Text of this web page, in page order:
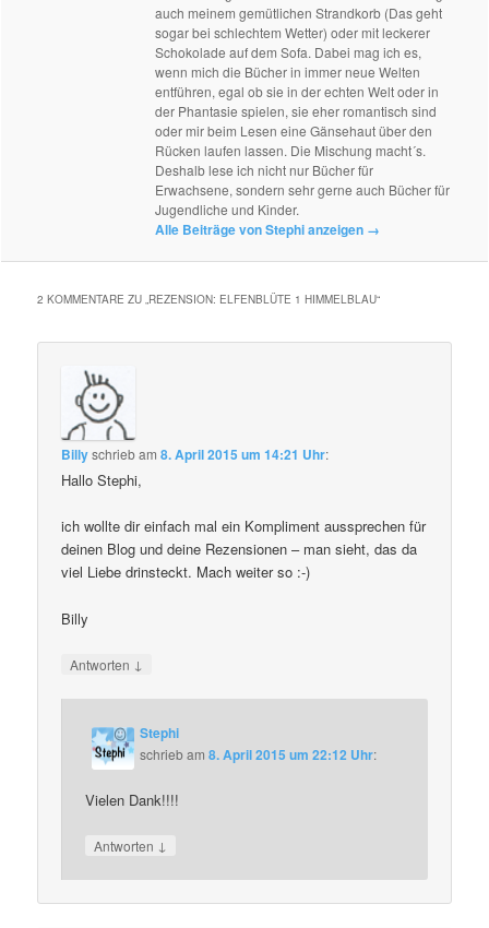
auch meinem gemütlichen Strandkorb (Das geht
sogar bei schlechtem Wetter) oder mit leckerer
Schokolade auf dem Sofa. Dabei mag ich es,
wenn mich die Bücher in immer neue Welten
entführen, egal ob sie in der echten Welt oder in
der Phantasie spielen, sie eher romantisch sind
oder mir beim Lesen eine Gänsehaut über den
Rücken laufen lassen. Die Mischung macht´s.
Deshalb lese ich nicht nur Bücher für
Erwachsene, sondern sehr gerne auch Bücher für
Jugendliche und Kinder.
Alle Beiträge von Stephi anzeigen →
2 KOMMENTARE ZU „REZENSION: ELFENBLÜTE 1 HIMMELBLAU“
Billyschriebam8. April 2015 um 14:21 Uhr:
Hallo Stephi,
ich wollte dir einfach mal ein Kompliment aussprechen für
deinen Blog und deine Rezensionen – man sieht, das da
viel Liebe drinsteckt. Mach weiter so :-)
Billy
Antworten ↓
Stephi
schriebam8. April 2015 um 22:12 Uhr:
Vielen Dank!!!!
Antworten ↓